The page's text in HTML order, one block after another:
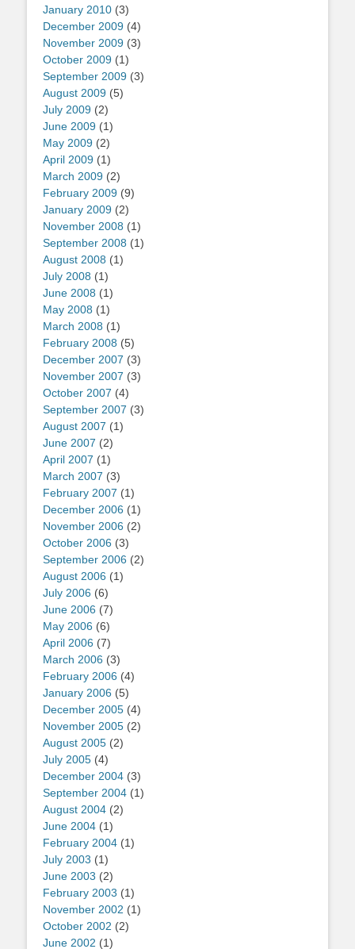
January 2010 (3)
December 2009 (4)
November 2009 (3)
October 2009 (1)
September 2009 (3)
August 2009 (5)
July 2009 (2)
June 2009 (1)
May 2009 (2)
April 2009 (1)
March 2009 (2)
February 2009 (9)
January 2009 (2)
November 2008 (1)
September 2008 (1)
August 2008 (1)
July 2008 (1)
June 2008 (1)
May 2008 (1)
March 2008 (1)
February 2008 (5)
December 2007 (3)
November 2007 (3)
October 2007 (4)
September 2007 (3)
August 2007 (1)
June 2007 (2)
April 2007 (1)
March 2007 (3)
February 2007 (1)
December 2006 (1)
November 2006 (2)
October 2006 (3)
September 2006 (2)
August 2006 (1)
July 2006 (6)
June 2006 (7)
May 2006 (6)
April 2006 (7)
March 2006 (3)
February 2006 (4)
January 2006 (5)
December 2005 (4)
November 2005 (2)
August 2005 (2)
July 2005 (4)
December 2004 (3)
September 2004 (1)
August 2004 (2)
June 2004 (1)
February 2004 (1)
July 2003 (1)
June 2003 (2)
February 2003 (1)
November 2002 (1)
October 2002 (2)
June 2002 (1)